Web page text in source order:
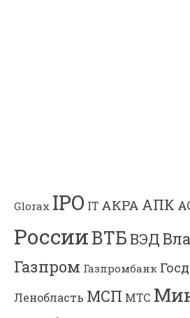
Glorax IPO IT АКРА АПК
РоссииВТБВЭД
Газпром Газпромбанк
Ленобласть МСП МТС